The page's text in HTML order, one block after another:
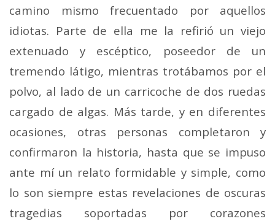
camino mismo frecuentado por aquellos
idiotas. Parte de ella me la refirió un viejo
extenuado y escéptico, poseedor de un
tremendo látigo, mientras trotá­bamos por el
polvo, al lado de un carricoche de dos rue­das
cargado de algas. Más tarde, y en diferentes
ocasiones, otras personas completaron y
confirmaron la historia, has­ta que se impuso
ante mí un relato formidable y simple, como
lo son siempre estas revelaciones de oscuras
trage­dias soportadas por corazones